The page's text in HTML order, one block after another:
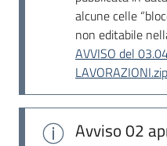
alcune celle
non editabile
AVVISO del
LAVORAZIONI.zip
Avviso02